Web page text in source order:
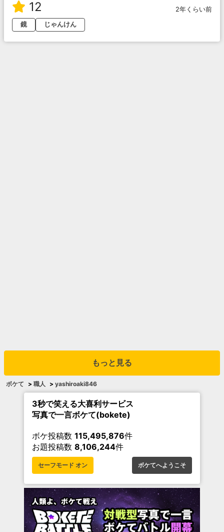
12
2年くらい前
鏡
じゃんけん
もっと見る
ボケて > 職人 > yashiroaki846
3秒で笑える大喜利サービス
写真で一言ボケて(bokete)
ボケ投稿数 115,495,876件
お題投稿数 8,106,244件
セーフモード オン ボケてへようこそ